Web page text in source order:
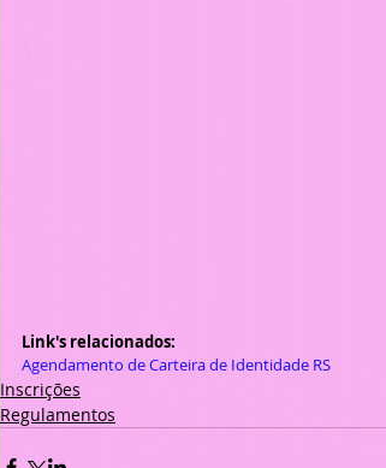
Link's relacionados:
Agendamento de Carteira de Identidade RS
Inscrições
Regulamentos